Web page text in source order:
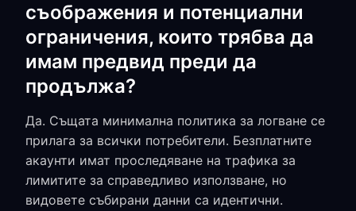
съображения и потенциални
ограничения, които трябва да
имам предвид преди да
продължа?
Да. Същата минимална политика за логване се
прилага за всички потребители. Безплатните
акаунти имат проследяване на трафика за
лимитите за справедливо използване, но
видовете събирани данни са идентични.